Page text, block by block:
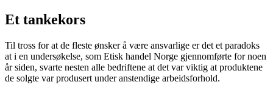
Et tankekors
Til tross for at de fleste ønsker å være ansvarlige er det et paradoks
at i en undersøkelse, som Etisk handel Norge gjennomførte for noen
år siden, svarte nesten alle bedriftene at det var viktig at produktene
de solgte var produsert under anstendige arbeidsforhold.